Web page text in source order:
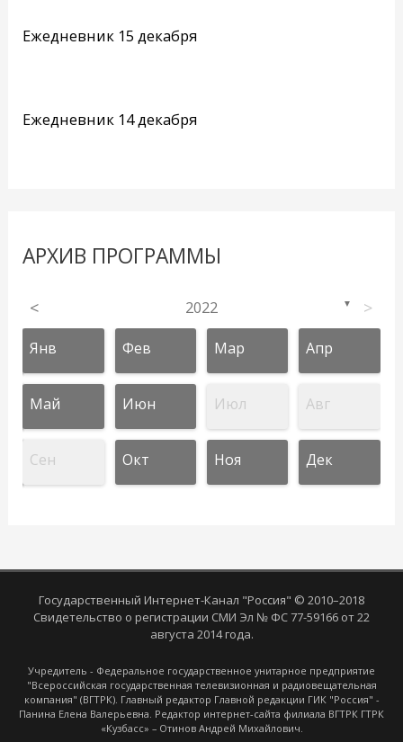
Ежедневник 15 декабря
Ежедневник 14 декабря
АРХИВ ПРОГРАММЫ
< 2022 ▼ >
Янв Фев Мар Апр
Май Июн Июл Авг
Сен Окт Ноя Дек
Государственный Интернет-Канал "Россия" © 2010–2018
Свидетельство о регистрации СМИ Эл № ФС 77-59166 от 22
августа 2014 года.
Учредитель - Федеральное государственное унитарное предприятие
"Всероссийская государственная телевизионная и радиовещательная
компания" (ВГТРК). Главный редактор Главной редакции ГИК "Россия" -
Панина Елена Валерьевна. Редактор интернет-сайта филиала ВГТРК ГТРК
«Кузбасс» – Отинов Андрей Михайлович.